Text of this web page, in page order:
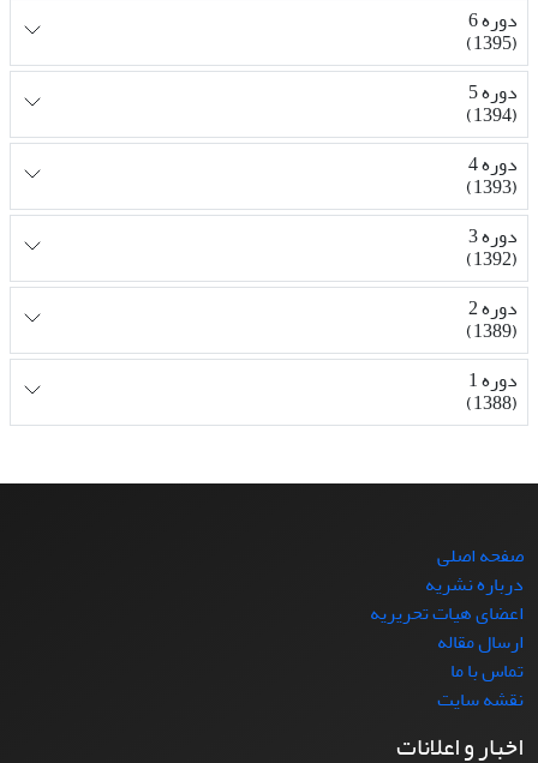
دوره 6
(1395)
دوره 5
(1394)
دوره 4
(1393)
دوره 3
(1392)
دوره 2
(1389)
دوره 1
(1388)
صفحه اصلی
درباره نشریه
اعضای هیات تحریریه
ارسال مقاله
تماس با ما
نقشه سایت
اخبار و اعلانات